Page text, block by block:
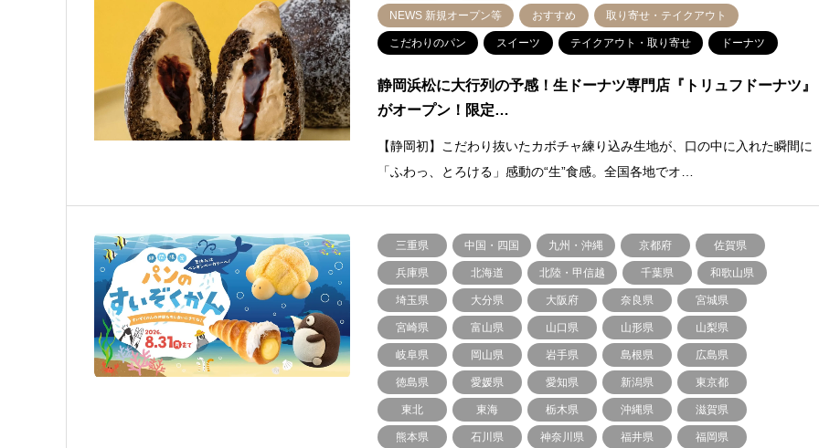
NEWS 新規オープン等 おすすめ 取り寄せ・テイクアウト
こだわりのパン スイーツ テイクアウト・取り寄せ ドーナツ
静岡浜松に大行列の予感！生ドーナツ専門店『トリュフドーナツ』
がオープン！限定…
【静岡初】こだわり抜いたカボチャ練り込み生地が、口の中に入れた瞬間に
「ふわっ、とろける」感動の“生”食感。全国各地でオ…
三重県 中国・四国 九州・沖縄 京都府 佐賀県
兵庫県 北海道 北陸・甲信越 千葉県 和歌山県
埼玉県 大分県 大阪府 奈良県 宮城県
宮崎県 富山県 山口県 山形県 山梨県
岐阜県 岡山県 岩手県 島根県 広島県
徳島県 愛媛県 愛知県 新潟県 東京都
東北 東海 栃木県 沖縄県 滋賀県
熊本県 石川県 神奈川県 福井県 福岡県